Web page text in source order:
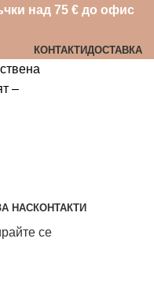
над 75 € до офис
КОНТАКТИДОСТАВКА
НАСКОНТАКТИ
се